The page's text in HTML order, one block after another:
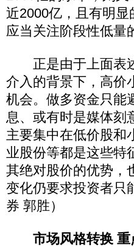
近2000亿，且有明
应当关注阶段性低量
正是由于上面表述
介入的背景下，高价
机会。做多资金只能
息、或有时是媒体刻
主要集中在低价股和
业股份等都是这些特
其绝对股价的优势，
变化仍要求投资者只
券 郭胜）
市场风格转换